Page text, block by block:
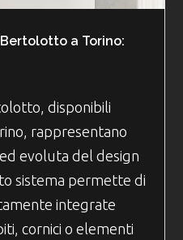
a Torino:
disponibili
rappresentano
evoluta del design
sistema permette di
integrate
cornici o elementi